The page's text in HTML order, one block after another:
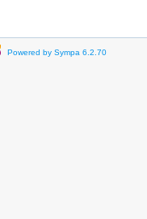
Powered by Sympa 6.2.70